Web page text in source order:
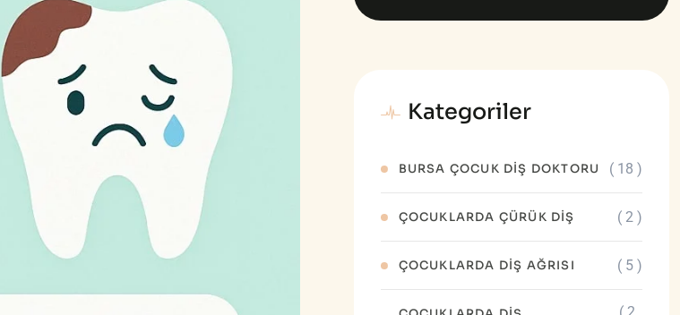
Kategoriler
BURSA ÇOCUK DIŞ DOKTORU ( 18 )
ÇOCUKLARDA ÇÜRÜK DİŞ ( 2 )
ÇOCUKLARDA DIŞ AĞRISI ( 5 )